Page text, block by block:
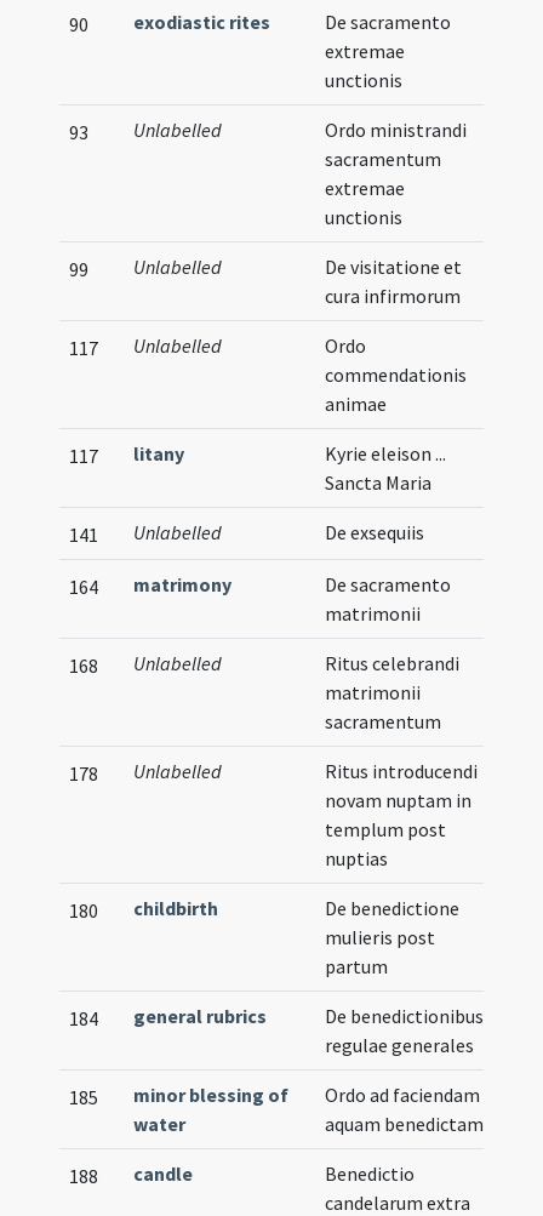
90 exodiastic rites
De sacramento
extremae
unctionis
93 Unlabelled
Ordo ministrandi
sacramentum
extremae
unctionis
99 Unlabelled
De visitatione et
cura infirmorum
117 Unlabelled
Ordo
commendationis
animae
117 litany
Kyrie eleison ...
Sancta Maria
141 Unlabelled De exsequiis
164 matrimony
De sacramento
matrimonii
168 Unlabelled
Ritus celebrandi
matrimonii
sacramentum
178 Unlabelled
Ritus introducendi
novam nuptam in
templum post
nuptias
180 childbirth
De benedictione
mulieris post
partum
184 general rubrics
De benedictionibus
regulae generales
185
minor blessing of
water
Ordo ad faciendam
aquam benedictam
188 candle
Benedictio
candelarum extra